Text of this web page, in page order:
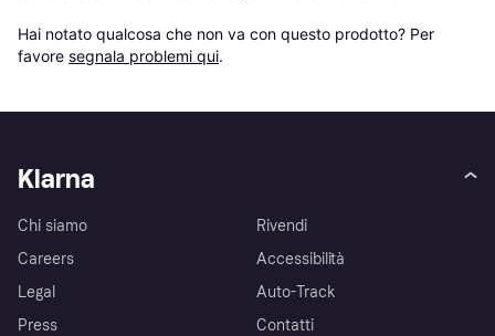
Hai notato qualcosa che non va con questo prodotto? Per
favore segnala problemi qui.
Klarna
Chi siamo
Careers
Legal
Press
Rivendi
Accessibilità
Auto-Track
Contatti